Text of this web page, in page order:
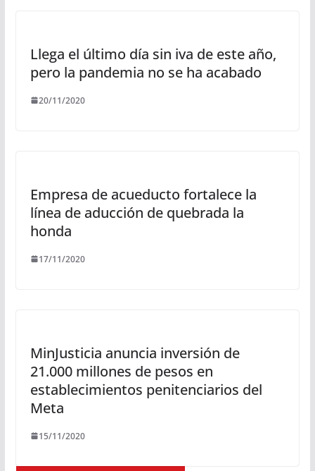
Llega el último día sin iva de este año,
pero la pandemia no se ha acabado
20/11/2020
Empresa de acueducto fortalece la
línea de aducción de quebrada la
honda
17/11/2020
MinJusticia anuncia inversión de
21.000 millones de pesos en
establecimientos penitenciarios del
Meta
15/11/2020